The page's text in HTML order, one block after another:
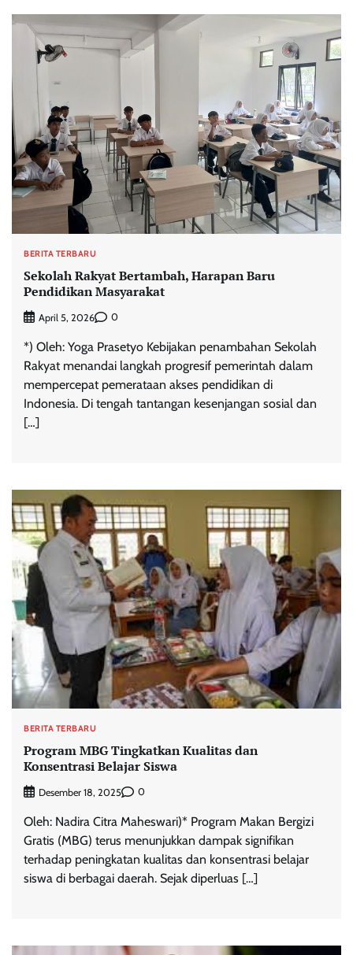
BERITA TERBARU
Sekolah Rakyat Bertambah, Harapan Baru
Pendidikan Masyarakat
April 5, 2026 0
*) Oleh: Yoga Prasetyo Kebijakan penambahan Sekolah
Rakyat menandai langkah progresif pemerintah dalam
mempercepat pemerataan akses pendidikan di
Indonesia. Di tengah tantangan kesenjangan sosial dan
[…]
BERITA TERBARU
Program MBG Tingkatkan Kualitas dan
Konsentrasi Belajar Siswa
Desember 18, 2025 0
Oleh: Nadira Citra Maheswari)* Program Makan Bergizi
Gratis (MBG) terus menunjukkan dampak signifikan
terhadap peningkatan kualitas dan konsentrasi belajar
siswa di berbagai daerah. Sejak diperluas […]